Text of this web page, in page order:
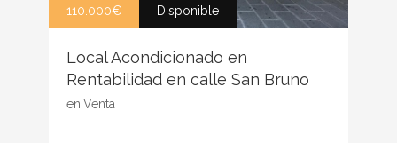
110.000€ Disponible
Local Acondicionado en
Rentabilidad en calle San Bruno
en Venta